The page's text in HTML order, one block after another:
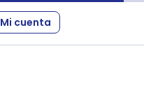
Mi cuenta